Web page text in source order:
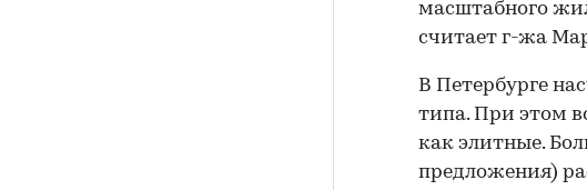
масштабного
считает г-жа
В Петербурге
типа. При этом
как элитные.
предложения)